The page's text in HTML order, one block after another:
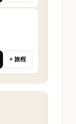
+ 旅程